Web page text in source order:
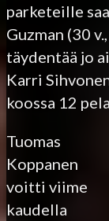
parketeille
Guzman (30
täydentää jo
Karri
koossa 12
Tuomas
Koppanen
voitti viime
kaudella